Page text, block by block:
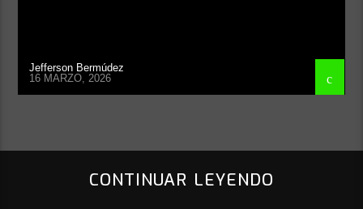
Jefferson Bermúdez
16 MARZO, 2026
CONTINUAR LEYENDO